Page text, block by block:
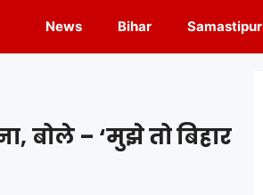
News Bihar Samastipur
बोले – ‘मुझे तो बिहार